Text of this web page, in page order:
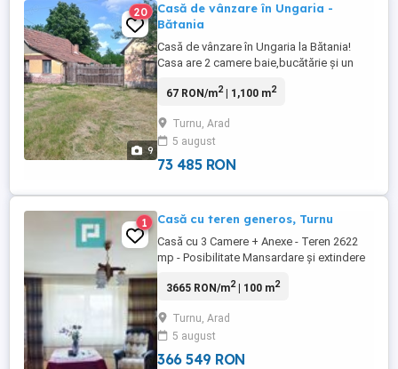
9
20
Casă de vânzare în Ungaria -
Bătania
Casă de vânzare în Ungaria la Bătania!
Casa are 2 camere baie,bucătărie și un
depozitare sau chiar pentru o bucătărie de
face cu convector pe gaz sau pe soba
lemne. Ce este de știut ca este direct de la
proprietar ...
67 RON/m2| 1,100 m2
Turnu, Arad
5 august
73 485 RON
1 Casă cu teren generos, Turnu
Casă cu 3 Camere + Anexe - Teren 2622
mp - Posibilitate Mansardare și extindere
amplasată într-o zonă liniștită și verde,
spațios și confortabil. Proprietatea se află
pe un teren de 2622 mp și beneficiază de
mai multe ...
3665 RON/m2| 100 m2
Turnu, Arad
5 august
366 549 RON